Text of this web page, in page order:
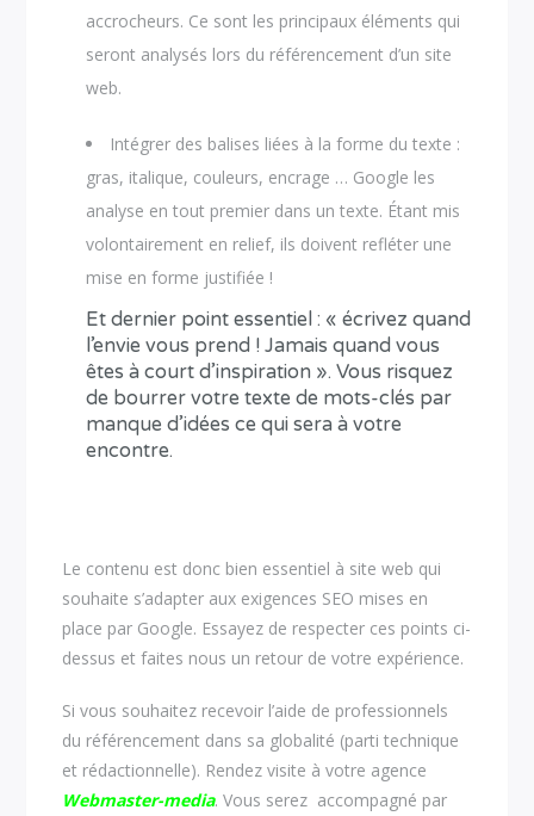
accrocheurs. Ce sont les principaux éléments qui
seront analysés lors du référencement d’un site
web.
Intégrer des balises liées à la forme du texte :
gras, italique, couleurs, encrage … Google les
analyse en tout premier dans un texte. Étant mis
volontairement en relief, ils doivent refléter une
mise en forme justifiée !
Et dernier point essentiel : « écrivez quand
l’envie vous prend ! Jamais quand vous
êtes à court d’inspiration ». Vous risquez
de bourrer votre texte de mots-clés par
manque d’idées ce qui sera à votre
encontre.
Le contenu est donc bien essentiel à site web qui
souhaite s’adapter aux exigences SEO mises en
place par Google. Essayez de respecter ces points ci-
dessus et faites nous un retour de votre expérience.
Si vous souhaitez recevoir l’aide de professionnels
du référencement dans sa globalité (parti technique
et rédactionnelle). Rendez visite à votre agence
Webmaster-media. Vous serez accompagné par